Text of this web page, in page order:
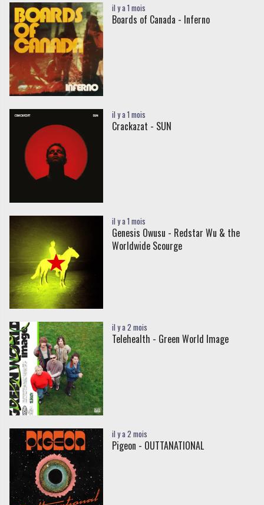
il y a 1 mois
Boards of Canada - Inferno
il y a 1 mois
Crackazat - SUN
il y a 1 mois
Genesis Owusu - Redstar Wu & the
Worldwide Scourge
il y a 2 mois
Telehealth - Green World Image
il y a 2 mois
Pigeon - OUTTANATIONAL